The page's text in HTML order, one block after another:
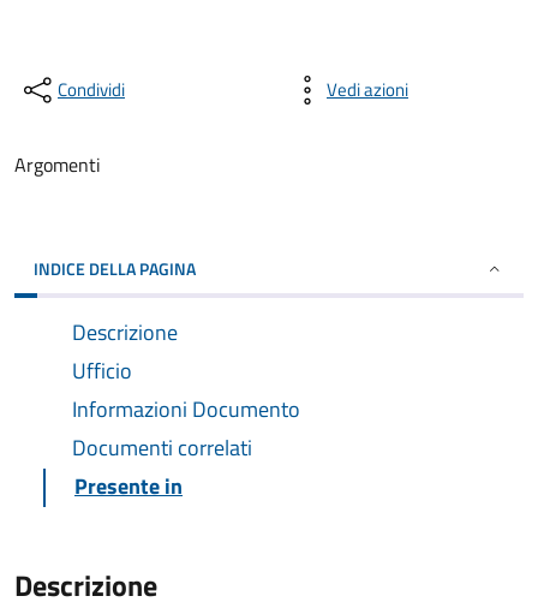
Condividi Vedi azioni
Argomenti
INDICE DELLA PAGINA
Descrizione
Ufficio
Informazioni Documento
Documenti correlati
Presente in
Descrizione